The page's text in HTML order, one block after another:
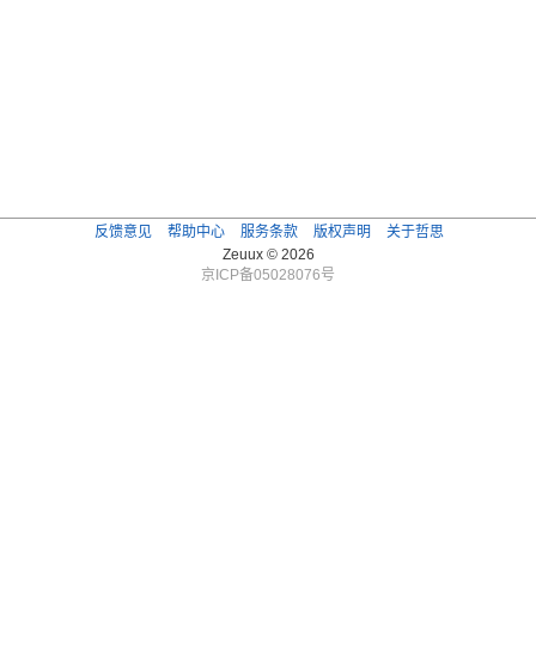
反馈意见 帮助中心 服务条款 版权声明
关于哲思
Zeuux © 2026
京ICP备05028076号